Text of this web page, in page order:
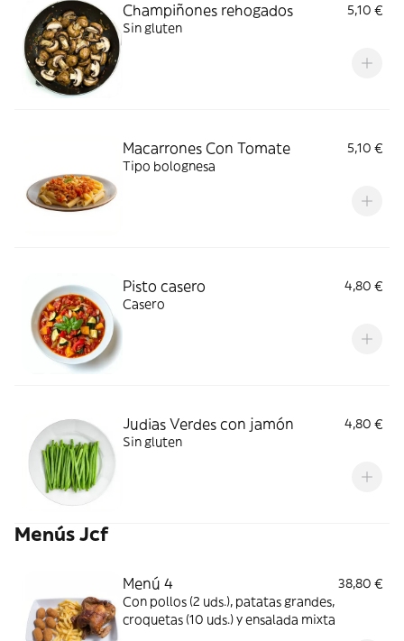
Champiñones rehogados
5,10 €
Sin gluten
Macarrones Con Tomate
5,10 €
Tipo bolognesa
Pisto casero
4,80 €
Casero
Judias Verdes con jamón
4,80 €
Sin gluten
Menús Jcf
Menú 4
38,80 €
Con pollos (2 uds.), patatas grandes,
croquetas (10 uds.) y ensalada mixta